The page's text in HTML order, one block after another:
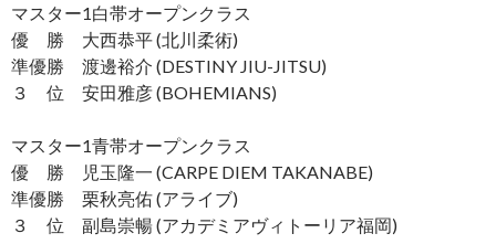
マスター1白帯オープンクラス
優 勝 大西恭平 (北川柔術)
準優勝 渡邊裕介 (DESTINY JIU-JITSU)
３ 位 安田雅彦 (BOHEMIANS)
マスター1青帯オープンクラス
優 勝 児玉隆一 (CARPE DIEM TAKANABE)
準優勝 栗秋亮佑 (アライブ)
３ 位 副島崇暢 (アカデミアヴィトーリア福岡)